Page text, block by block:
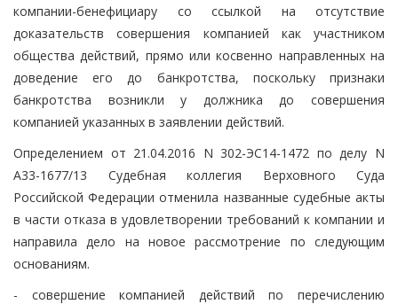
компании-бенефициару со ссылкой на отсутствие
доказательств совершения компанией как участником
общества действий, прямо или косвенно направленных на
доведение его до банкротства, поскольку признаки
банкротства возникли у должника до совершения
компанией указанных в заявлении действий.
Определением от 21.04.2016 N 302-ЭС14-1472 по делу N
А33-1677/13 Судебная коллегия Верховного Суда
Российской Федерации отменила названные судебные акты
в части отказа в удовлетворении требований к компании и
направила дело на новое рассмотрение по следующим
основаниям.
- совершение компанией действий по перечислению